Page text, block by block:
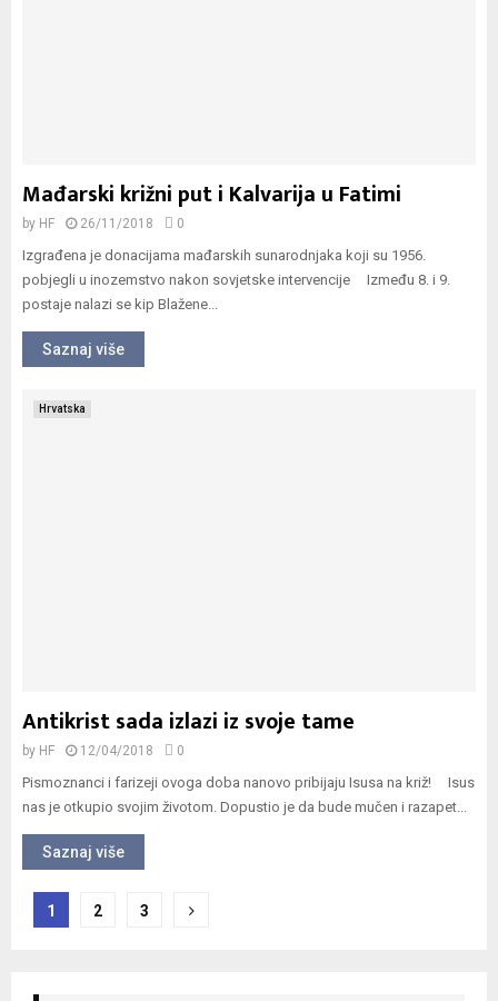
Mađarski križni put i Kalvarija u Fatimi
by HF 26/11/2018 0
Izgrađena je donacijama mađarskih sunarodnjaka koji su 1956.
pobjegli u inozemstvo nakon sovjetske intervencije Između 8. i 9.
postaje nalazi se kip Blažene...
Saznaj više
Hrvatska
Antikrist sada izlazi iz svoje tame
by HF 12/04/2018 0
Pismoznanci i farizeji ovoga doba nanovo pribijaju Isusa na križ! Isus
nas je otkupio svojim životom. Dopustio je da bude mučen i razapet...
Saznaj više
Navigacija
1 2 3